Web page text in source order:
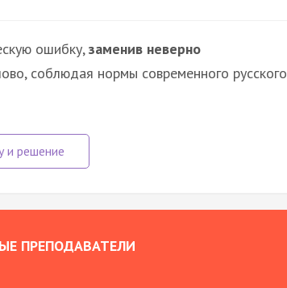
ошибку,заменив неверно
соблюдая нормы современного русского
ПРЕПОДАВАТЕЛИ